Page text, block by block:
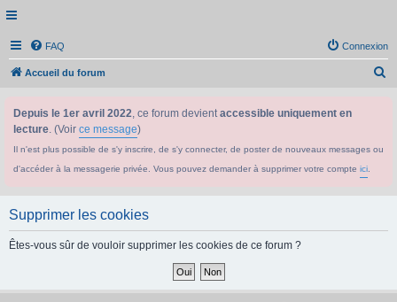
FAQ Connexion
Accueil du forum
Depuis le 1er avril 2022, ce forum devientaccessible uniquement en
lecture. (Voir ce message)
Il n'est plus possible de s'y inscrire, de s'y connecter, de poster de nouveaux messages ou
d'accéder à la messagerie privée. Vous pouvez demander à supprimer votre compte ici
Supprimer les cookies
Êtes-vous sûr de vouloir supprimer les cookies de ce forum ?